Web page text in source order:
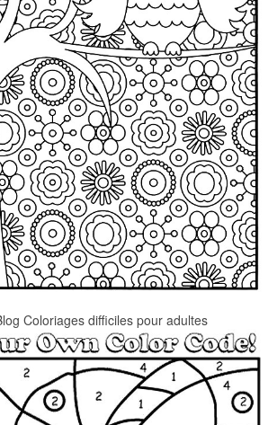
Coloriages difficiles pour adultes